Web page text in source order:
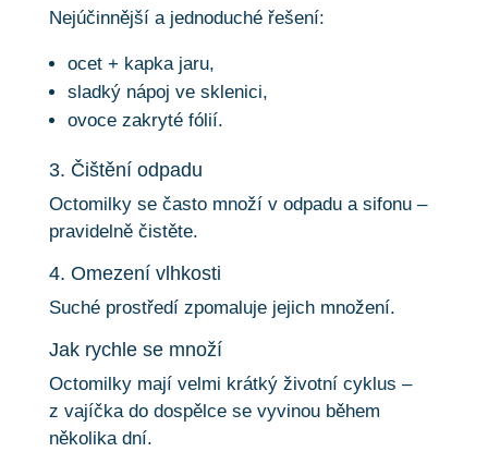
Nejúčinnější a jednoduché řešení:
ocet + kapka jaru,
sladký nápoj ve sklenici,
ovoce zakryté fólií.
3. Čištění odpadu
Octomilky se často množí v odpadu a sifonu –
pravidelně čistěte.
4. Omezení vlhkosti
Suché prostředí zpomaluje jejich množení.
Jak rychle se množí
Octomilky mají velmi krátký životní cyklus –
z vajíčka do dospělce se vyvinou během
několika dní.